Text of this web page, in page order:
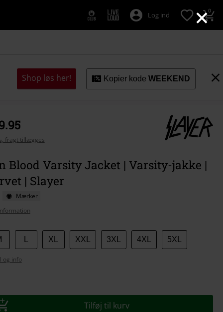
×
Log ind 0
Shop løs her! Kopier kode WEEKEND
fragt tillægges
Blood Varsity Jacket | Varsity-jakke |
| Slayer
Mærker
XL XXL 3XL 4XL 5XL
og info
Tilføj til kurv